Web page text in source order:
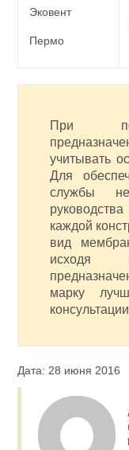
Эковент
Пермо
При
учитывать
Для
службы
каждой
вид
исходя
марку
Дата: 28 июня 2016